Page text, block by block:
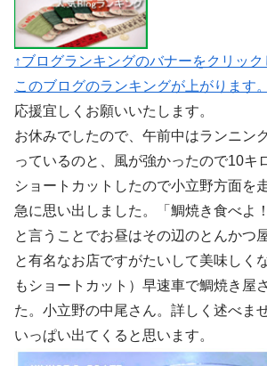
↑ブログランキングのバナーをクリック
このブログのランキングが上がります。
応援宜しくお願いいたします。
お休みでしたので、午前中はランニン
っているのと、風が強かったので10キ
ショートカットしたので小立野方面を
急に思い出しました。「鯛焼き食べよ！
と言うことでお昼はその辺のとんかつ
と有名なお店ですがたいして美味しく
もショートカット）早速車で鯛焼き屋
た。小立野の中尾さん。詳しく述べま
いっぱい出てくると思います。